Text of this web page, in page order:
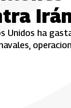
Unidos ha